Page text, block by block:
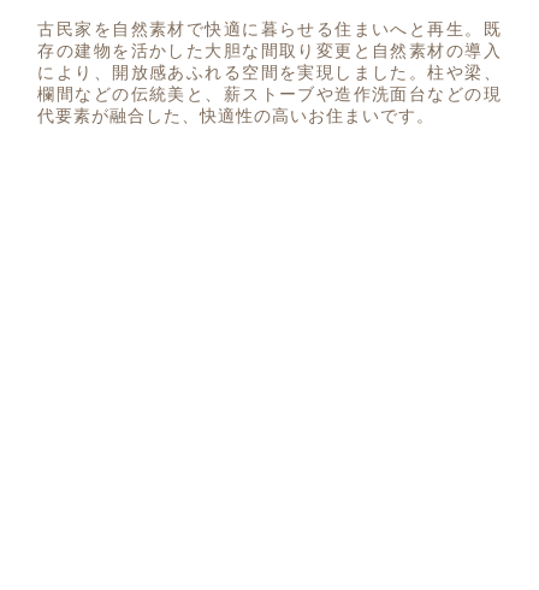
古民家を自然素材で快適に暮らせる住まいへと再生。既
存の建物を活かした大胆な間取り変更と自然素材の導入
により、開放感あふれる空間を実現しました。柱や梁、
欄間などの伝統美と、薪ストーブや造作洗面台などの現
代要素が融合した、快適性の高いお住まいです。